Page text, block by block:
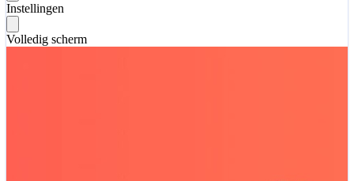
Instellingen
Volledig scherm